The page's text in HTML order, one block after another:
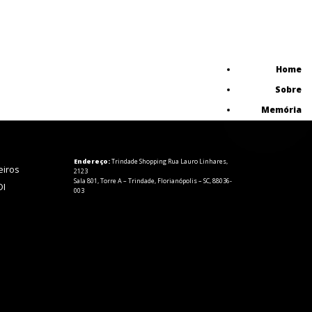
Home
Sobre
Memória
Endereço:Trindade Shopping Rua Lauro Linhares,
2123
Sala 801, Torre A – Trindade, Florianópolis – SC, 88036-
003